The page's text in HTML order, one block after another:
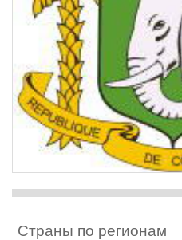
Страны по регионам